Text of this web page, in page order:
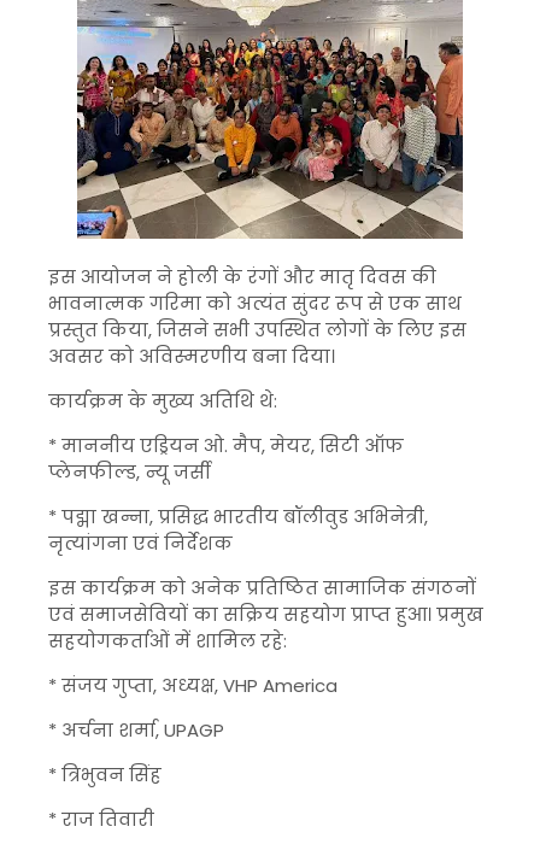
इस आयोजन ने होली के रंगों और मातृ दिवस की
भावनात्मक गरिमा को अत्यंत सुंदर रूप से एक साथ
प्रस्तुत किया, जिसने सभी उपस्थित लोगों के लिए इस
अवसर को अविस्मरणीय बना दिया।
कार्यक्रम के मुख्य अतिथि थे:
* माननीय एड्रियन ओ. मैप, मेयर, सिटी ऑफ
प्लेनफील्ड, न्यू जर्सी
* पद्मा खन्ना, प्रसिद्ध भारतीय बॉलीवुड अभिनेत्री,
नृत्यांगना एवं निर्देशक
इस कार्यक्रम को अनेक प्रतिष्ठित सामाजिक संगठनों
एवं समाजसेवियों का सक्रिय सहयोग प्राप्त हुआ। प्रमुख
सहयोगकर्ताओं में शामिल रहे:
* संजय गुप्ता, अध्यक्ष, VHP America
* अर्चना शर्मा, UPAGP
* त्रिभुवन सिंह
* राज तिवारी